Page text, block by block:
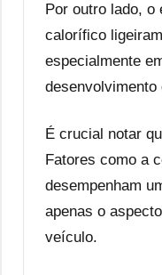
Por outro lado,
calorífico
especialmente
É crucial notar
Fatores como a
desempenham
apenas o
veículo.